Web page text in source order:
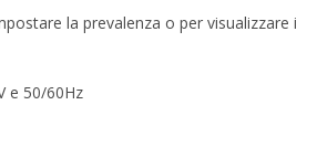
la prevalenza o per visualizzare i
e 50/60Hz